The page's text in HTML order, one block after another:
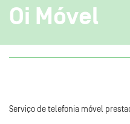
Oi Móvel
Serviço de telefonia móvel